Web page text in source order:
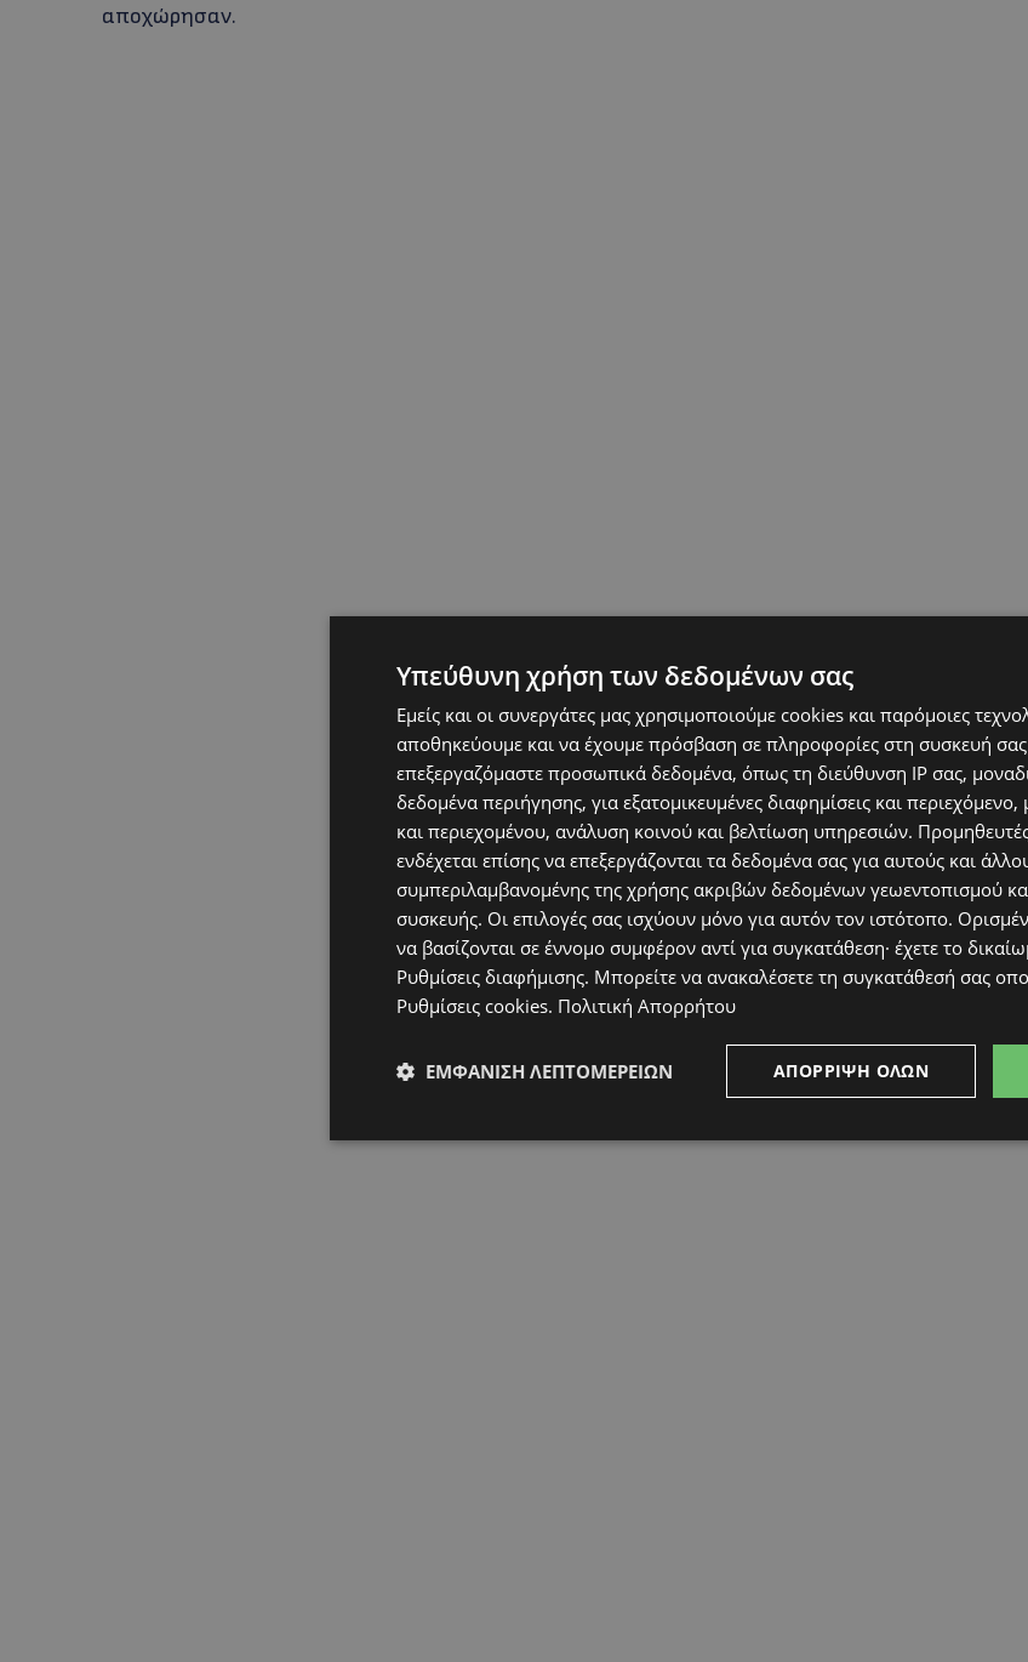
αποχώρησαν.
Υπεύθυνη χρήση των δεδομένων σας
Εμείς και οι συνεργάτες μας χρησιμοποιούμε cookies και παρόμοιες
αποθηκεύουμε και να έχουμε πρόσβαση σε πληροφορίες στη συσκευή σας
επεξεργαζόμαστε προσωπικά δεδομένα, όπως τη διεύθυνση IP σας,
δεδομένα περιήγησης, για εξατομικευμένες διαφημίσεις και
και περιεχομένου, ανάλυση κοινού και βελτίωση υπηρεσιών.
ενδέχεται επίσης να επεξεργάζονται τα δεδομένα σας για αυτούς και
συμπεριλαμβανομένης της χρήσης ακριβών δεδομένων γεωεντοπισμού
συσκευής. Οι επιλογές σας ισχύουν μόνο για αυτόν τον ιστότοπο.
να βασίζονται σε έννομο συμφέρον αντί για συγκατάθεση· έχετε το
Ρυθμίσεις διαφήμισης. Μπορείτε να ανακαλέσετε τη συγκατάθεσή σας
Ρυθμίσεις cookies. Πολιτική Απορρήτου
ΑΠΌΡΡΙΨΗ ΌΛΩΝ
ΕΜΦΆΝΙΣΗ ΛΕΠΤΟΜΕΡΕΙΏΝ